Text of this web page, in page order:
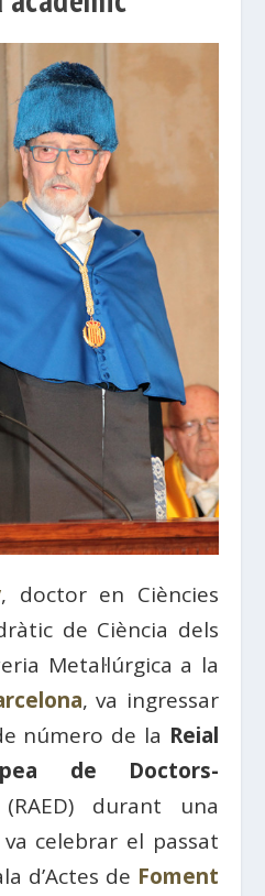
, doctor en Ciències
de Ciència dels
Metal·lúrgica a la
, ​​va ingressar
número de la Reial
de Doctors-
(RAED) durant una
celebrar el passat
d’Actes de Foment